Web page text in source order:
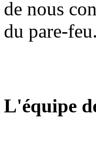
de nous
du pare-feu.
L'équipe